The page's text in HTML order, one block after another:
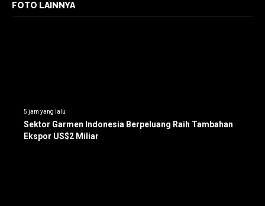
FOTO LAINNYA
5 jam yang lalu
Sektor Garmen Indonesia Berpeluang Raih Tambahan
Ekspor US$2 Miliar